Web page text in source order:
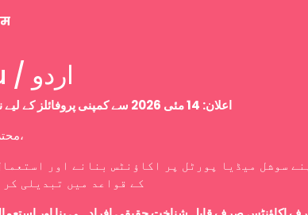
Urdu / اردو
اعلان: 14 مئی 2026 سے کمپنی پروفائلز کے لیے نئی پالیسی
محترم صارفین،
سوشل میڈیا پورٹل پر اکاؤنٹس بنانے اور
کے قواعد میں تبدیلی کر